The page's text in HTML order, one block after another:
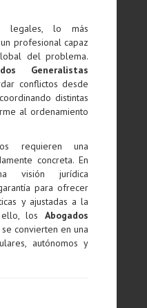
legales, lo más
profesional capaz
del problema.
Generalistas
conflictos desde
distintas
al ordenamiento
requieren una
concreta. En
visión jurídica
para ofrecer
y ajustadas a la
ello, losAbogados
se convierten en una
autónomos y